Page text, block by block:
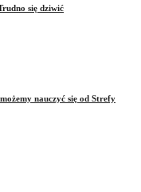
się dziwić
nauczyć się od Strefy